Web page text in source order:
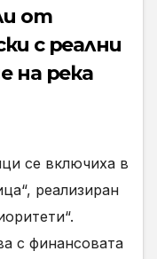
от
с реални
на река
се включиха в
реализиран
с финансовата